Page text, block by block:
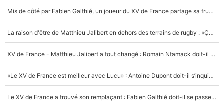
Mis de côté par Fabien Galthié, un joueur du XV de France partage sa frustration : «ils ne me l’ont pas dit tout de suite»
La raison d'être de Matthieu Jalibert en dehors des terrains de rugby : «Ça m'atteint autant que si tu touches à un membre de ma famille»
XV de France - Matthieu Jalibert a tout changé : Romain Ntamack doit-il s’inquiéter pour sa place à un an de la Coupe du monde ?
«Le XV de France est meilleur avec Lucu» : Antoine Dupont doit-il s’inquiéter pour sa place ?
Le XV de France a trouvé son remplaçant : Fabien Galthié doit-il se passer d'Antoine Dupont ?